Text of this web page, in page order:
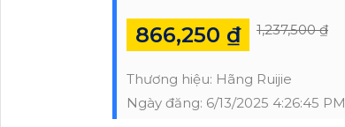
866,250 ₫ 1,237,500 ₫
Thương hiệu: Hãng Ruijie
Ngày đăng: 6/13/2025 4:26:45 PM